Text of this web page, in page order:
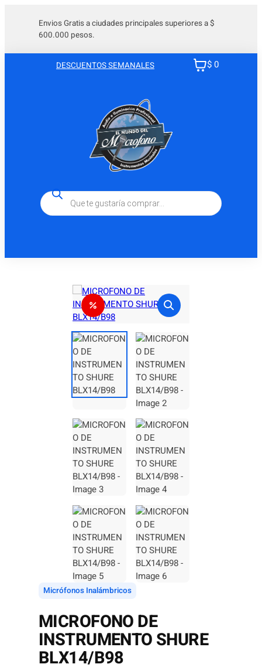
contenido
Envios Gratis a ciudades principales superiores a $
600.000 pesos.
DESCUENTOS SEMANALES $ 0
Búsqueda
de
productos
Micrófonos Inalámbricos
MICROFONO DE
INSTRUMENTO SHURE
BLX14/B98